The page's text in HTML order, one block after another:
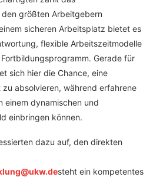
größten Arbeitgebern
sicheren Arbeitsplatz bietet es
flexible Arbeitszeitmodelle
Gerade für
sich hier die Chance, eine
absolvieren, während erfahrene
einem dynamischen und
einbringen können.
dazu auf, den direkten
steht ein kompetentes